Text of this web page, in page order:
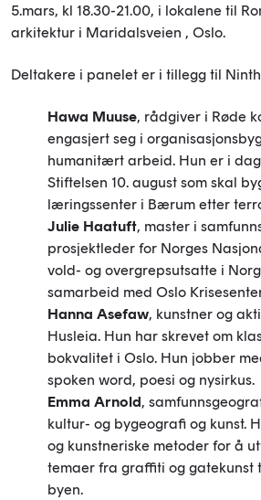
5.mars, kl 18.30-21.00, i lokalene til
arkitektur i Maridalsveien , Oslo.
Deltakere i panelet er i tillegg til
Hawa Muuse, rådgiver i Røde
engasjert seg i
humanitært arbeid. Hun er i
Stiftelsen 10. august som skal
læringssenter i Bærum etter
Julie Haatuft, master i
prosjektleder for Norges
vold- og overgrepsutsatte i
samarbeid med Oslo
Hanna Asefaw, kunstner og
Husleia. Hun har skrevet om
bokvalitet i Oslo. Hun jobber
spoken word, poesi og nysirkus.
Emma Arnold,
kultur- og bygeografi og kunst.
og kunstneriske metoder for å
temaer fra graffiti og gatekunst
byen.